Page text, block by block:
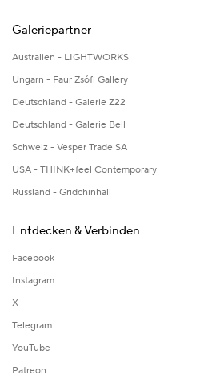
Galeriepartner
Australien - LIGHTWORKS
Ungarn - Faur Zsófi Gallery
Deutschland - Galerie Z22
Deutschland - Galerie Bell
Schweiz - Vesper Trade SA
USA - THINK+feel Contemporary
Russland - Gridchinhall
Entdecken & Verbinden
Facebook
Instagram
X
Telegram
YouTube
Patreon